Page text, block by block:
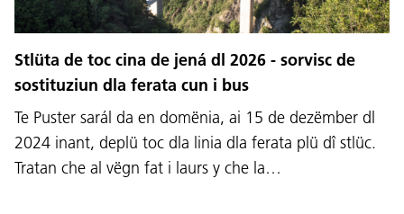
Stlüta de toc cina de jená dl 2026 - sorvisc de
sostituziun dla ferata cun i bus
Te Puster sarál da en domënia, ai 15 de dezëmber dl
2024 inant, deplü toc dla linia dla ferata plü dî stlüc.
Tratan che al vëgn fat i laurs y che la…